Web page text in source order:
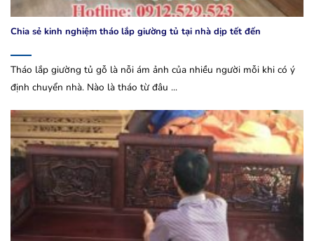
Chia sẻ kinh nghiệm tháo lắp giường tủ tại nhà dịp tết đến
Tháo lắp giường tủ gỗ là nỗi ám ảnh của nhiều người mỗi khi có ý
định chuyển nhà. Nào là tháo từ đâu ...